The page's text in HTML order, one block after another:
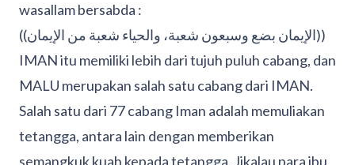
wasallam bersabda :
((الإيمان بضع وسبعون شعبة، والحياء شعبة من الإيمان))
IMAN itu memiliki lebih dari tujuh puluh cabang, dan
MALU merupakan salah satu cabang dari IMAN.
Salah satu dari 77 cabang Iman adalah memuliakan
tetangga, antara lain dengan memberikan
semangkuk kuah kepada tetangga. Jikalau para ibu